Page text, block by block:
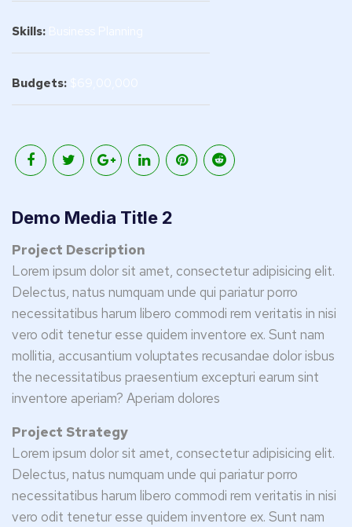
Skills:
Budgets:
Demo Media Title 2
Project Description
Lorem ipsum dolor sit amet, consectetur adipisicing elit.
Delectus, natus numquam unde qui pariatur porro
necessitatibus harum libero commodi rem veritatis in nisi
vero odit tenetur esse quidem inventore ex. Sunt nam
mollitia, accusantium voluptates recusandae dolor isbus
the necessitatibus praesentium excepturi earum sint
inventore aperiam? Aperiam dolores
Project Strategy
Lorem ipsum dolor sit amet, consectetur adipisicing elit.
Delectus, natus numquam unde qui pariatur porro
necessitatibus harum libero commodi rem veritatis in nisi
vero odit tenetur esse quidem inventore ex. Sunt nam